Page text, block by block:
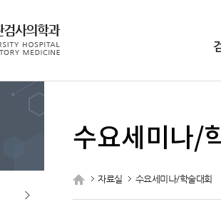
수요세미나/
자료실 수요세미나/학술대회